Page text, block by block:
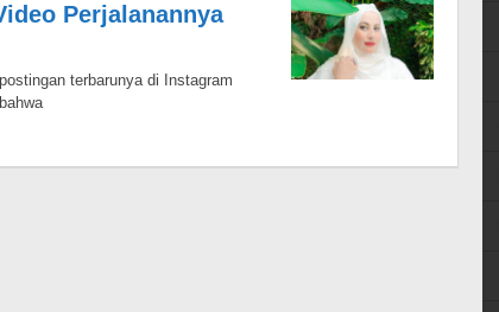
Perjalanannya
terbarunya di Instagram